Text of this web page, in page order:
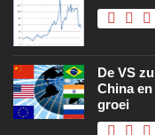
De VS
China
groei